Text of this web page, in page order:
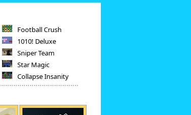
Football Crush
1010! Deluxe
Sniper Team
Star Magic
Collapse Insanity